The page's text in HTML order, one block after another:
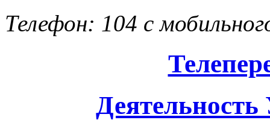
Телефон: 104 с